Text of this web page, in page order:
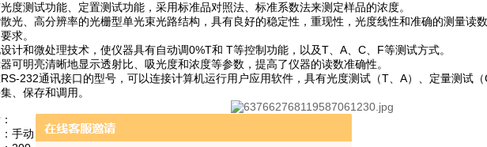
度测试功能、定置测试功能，采用标准品对照法、标准系数法来测定样品的浓度。
光、高分辨率的光栅型单光束光路结构，具有良好的稳定性，重现性，光度线性和准确的测量读
求。
计和微处理技术，使仪器具有自动调0%T和 T等控制功能，以及T、A、C、F等测试方式。
可明亮清晰地显示透射比、吸光度和浓度等参数，提高了仪器的读数准确性。
232通讯接口的型号，可以连接计算机运行用户应用软件，具有光度测试（T、A）、定量测试
、保存和调用。
手动